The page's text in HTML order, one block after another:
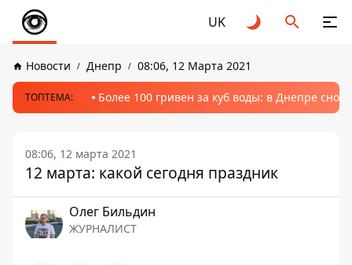
UK
Новости Днепр 08:06, 12 Марта 2021
ТОПТЕМА: Более 100 гривен за куб воды: в Днепре
08:06, 12 марта 2021
12 марта: какой сегодня праздник
Олег Бильдин
ЖУРНАЛИСТ